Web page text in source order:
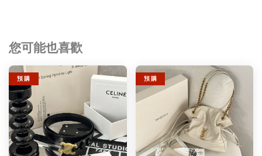
您可能也喜歡
預 購 預 購